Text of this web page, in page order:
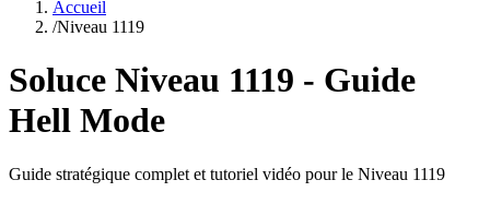
Accueil
/Niveau 1119
Soluce Niveau 1119 - Guide
Hell Mode
Guide stratégique complet et tutoriel vidéo pour le Niveau 1119